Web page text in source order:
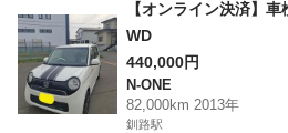
【オンライン決済】
WD
440,000円
N-ONE
82,000km 2013年
釧路駅